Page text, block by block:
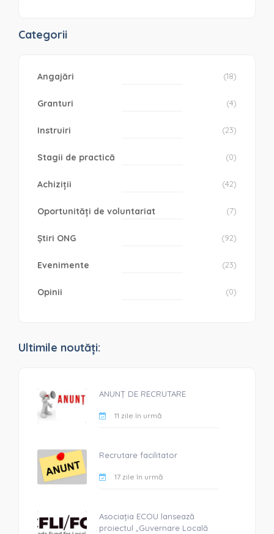
Categorii
Angajări (18)
Granturi (4)
Instruiri (23)
Stagii de practică (0)
Achiziții (42)
Oportunități de voluntariat (7)
Știri ONG (92)
Evenimente (23)
Opinii (0)
Ultimile noutăți:
ANUNȚ DE RECRUTARE
11 zile în urmă
Recrutare facilitator
17 zile în urmă
Asociația ECOU lansează
proiectul „Guvernare Locală